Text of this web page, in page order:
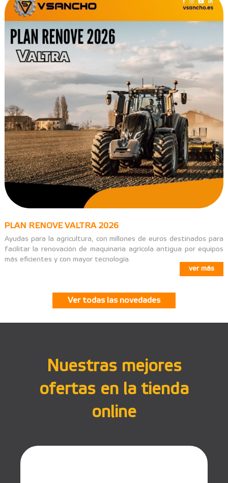
PLAN RENOVE VALTRA 2026
Ayudas para la agricultura, con millones de euros destinados para
facilitar la renovación de maquinaria agrícola antigua por equipos
más eficientes y con mayor tecnología.
ver más
Ver todas las novedades
Nuestras mejores
ofertas en la tienda
online